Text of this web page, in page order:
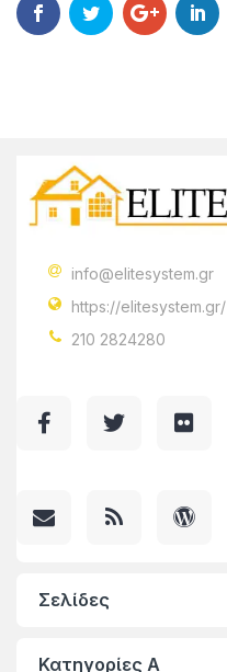
info@elitesystem.gr
https://elitesystem.gr/
210 2824280
Σελίδες
Κατηγορίες A